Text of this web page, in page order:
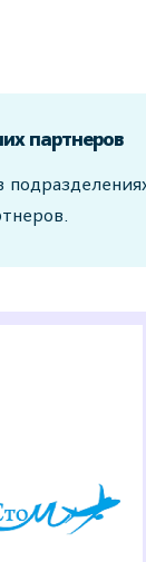
партнеров